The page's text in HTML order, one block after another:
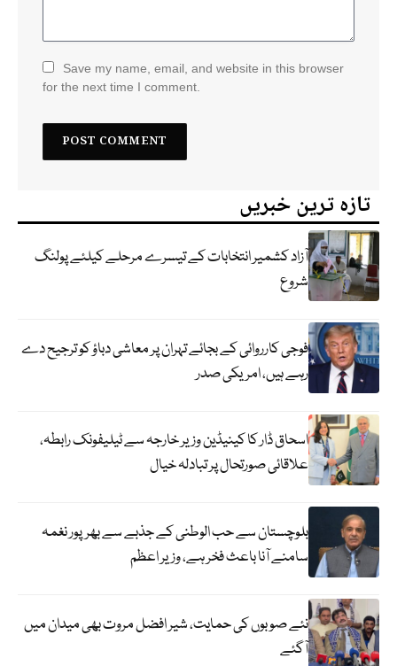
Save my name, email, and website in this browser
for the next time I comment.
تازہ ترین خبریں
آزاد کشمیر انتخابات کے تیسرے مرحلے کیلئے پولنگ
شروع
فوجی کارروائی کے بجائے تہران پر معاشی دباؤ کو ترجیح دے
رہے ہیں، امریکی صدر
اسحاق ڈار کا کینیڈین وزیر خارجہ سے ٹیلیفونک رابطہ،
علاقائی صورتحال پر تبادلہ خیال
بلوچستان سے حب الوطنی کے جذبے سے بھرپور نغمہ
سامنے آنا باعث فخر ہے، وزیر اعظم
نئے صوبوں کی حمایت، شیر افضل مروت بھی میدان میں
آگئے